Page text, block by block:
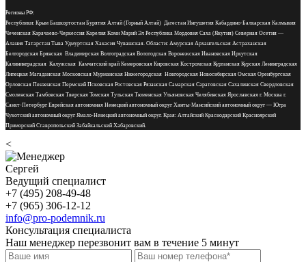
Регионы РФ:
Республики: Крым Башкортостан Бурятия Алтай (Горный Алтай) Дагестан Ингушетия Кабардино-Балкарская Калмыкия
Чеченская Карачаево-Черкессия Карелия Коми Марий Эл Республика Мордовия Саха (Якутия) Северная Осетия —
Алания Татарстан Тыва Удмуртская Хакасия Чувашская. Области: Амурская Архангельская Астраханская
Белгородская Брянская Владимирская Волгоградская Вологодская Воронежская Ивановская Иркутская
Калининградская Калужская Камчатский край Кемеровская Кировская Костромская Курганская Курская Ленинградская
Липецкая Магаданская Московская Мурманская Нижегородская Новгородская Новосибирская Омская Оренбургская
Орловская Пензенская Пермский Псковская Ростовская Рязанская Самарская Саратовская Сахалинская Свердловская
Смоленская Тамбовская Тверская Томская Тульская Тюменская Ульяновская Челябинская Ярославская г. Москва г.
Санкт-Петербург Еврейская автономная Ненецкий автономный округ Ханты-Мансийский автономный округ — Югра
Чукотский автономный округ Ямало-Ненецкий автономный округ. Края: Алтайский Краснодарский Красноярский
Приморский Ставропольский Забайкальский Хабаровский.
<
Сергей
Ведущий специалист
+7 (495) 208-49-48
+7 (965) 306-12-12
info@pro-podemnik.ru
Консультация специалиста
Наш менеджер перезвонит вам в течение 5 минут